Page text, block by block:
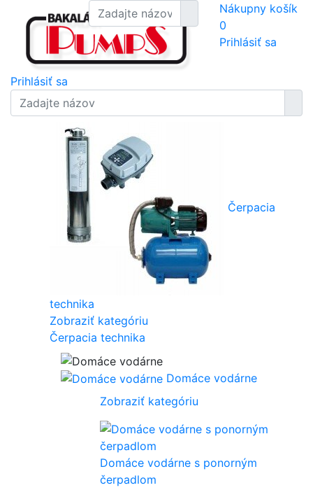
Nákupny košík
0
Prihlásiť sa
Prihlásiť sa
Čerpacia
technika
Zobraziť kategóriu
Čerpacia technika
Domáce vodárne
Zobraziť kategóriu
Domáce vodárne s ponorným
čerpadlom